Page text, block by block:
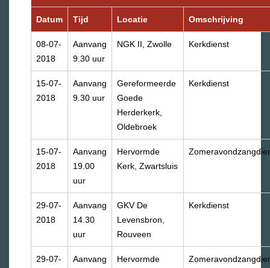
Datum Tijd Locatie Omschrijving
08-07-
2018
Aanvang
9.30 uur
NGK II, Zwolle Kerkdienst
15-07-
2018
Aanvang
9.30 uur
Gereformeerde
Goede
Herderkerk,
Oldebroek
Kerkdienst
15-07-
2018
Aanvang
19.00
uur
Hervormde
Kerk, Zwartsluis
29-07-
2018
Aanvang
14.30
uur
GKV De
Levensbron,
Rouveen
Kerkdienst
29-07-
Aanvang
Hervormde